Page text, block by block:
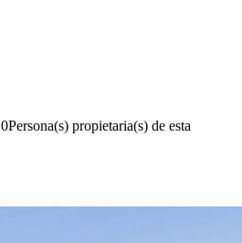
0Persona(s) propietaria(s) de esta